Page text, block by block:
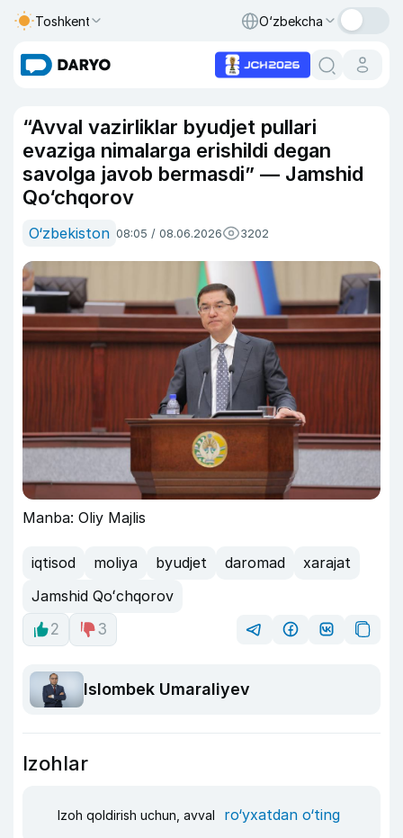
Toshkent O‘zbekcha
“Avval vazirliklar byudjet pullari
evaziga nimalarga erishildi degan
savolga javob bermasdi” — Jamshid
Qo‘chqorov
O‘zbekiston 08:05 / 08.06.2026 3202
Manba: Oliy Majlis
iqtisod moliya byudjet daromad
xarajat
Jamshid Qoʻchqorov
2
3
Islombek Umaraliyev
Izohlar
Izoh qoldirish uchun, avval ro‘yxatdan o‘ting